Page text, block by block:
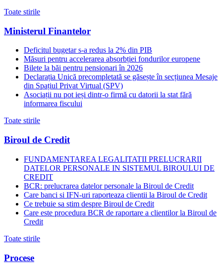
Toate stirile
Ministerul Finantelor
Deficitul bugetar s-a redus la 2% din PIB
Măsuri pentru accelerarea absorbției fondurilor europene
Bilete la băi pentru pensionari în 2026
Declarația Unică precompletată se găsește în secțiunea Mesaje
din Spațiul Privat Virtual (SPV)
Asociații nu pot ieși dintr-o firmă cu datorii la stat fără
informarea fiscului
Toate stirile
Biroul de Credit
FUNDAMENTAREA LEGALITATII PRELUCRARII
DATELOR PERSONALE IN SISTEMUL BIROULUI DE
CREDIT
BCR: prelucrarea datelor personale la Biroul de Credit
Care banci si IFN-uri raporteaza clientii la Biroul de Credit
Ce trebuie sa stim despre Biroul de Credit
Care este procedura BCR de raportare a clientilor la Biroul de
Credit
Toate stirile
Procese